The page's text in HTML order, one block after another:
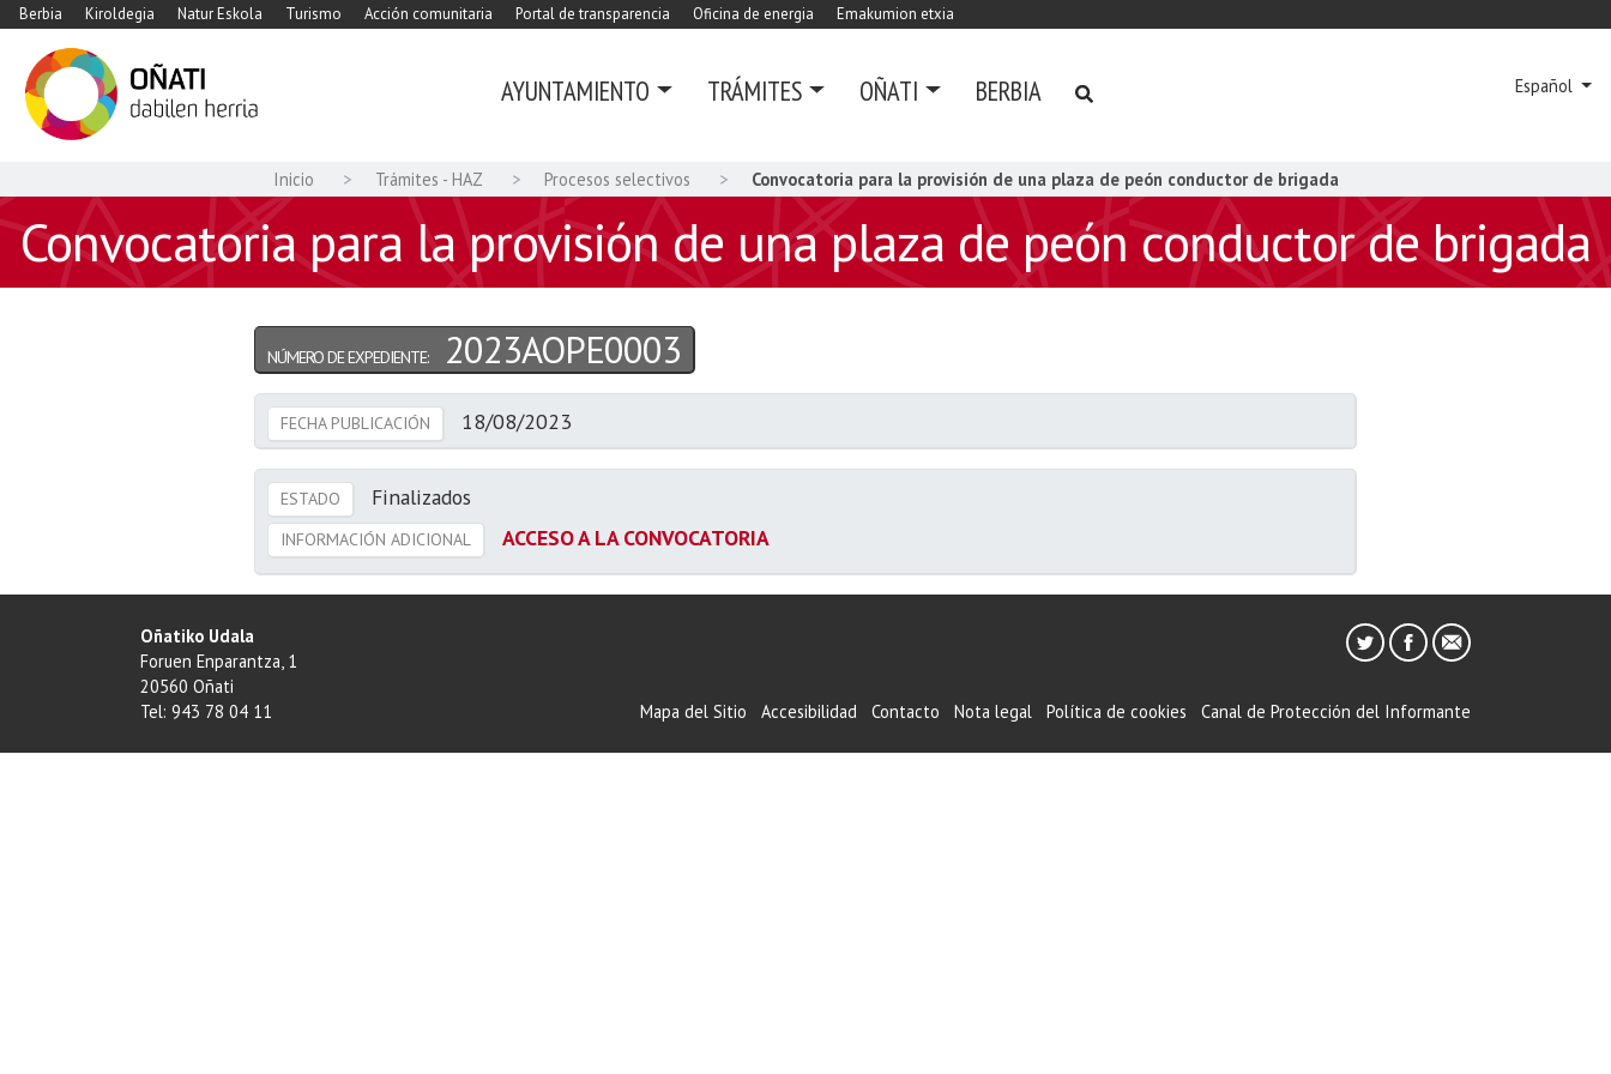
Berbia Kiroldegia Natur Eskola Turismo Acción comunitaria Portal de transparencia Oficina de energia Emakumion etxia
AYUNTAMIENTO TRÁMITES OÑATI BERBIA Español
Inicio Trámites - HAZ Procesos selectivos Convocatoria para la provisión de una plaza de peón conductor de brigada
Convocatoria para la provisión de una plaza de peón conductor de brigada
NÚMERO DE EXPEDIENTE: 2023AOPE0003
FECHA PUBLICACIÓN 18/08/2023
ESTADO Finalizados
INFORMACIÓN ADICIONAL ACCESO A LA CONVOCATORIA
Oñatiko Udala
Foruen Enparantza, 1
20560 Oñati
Tel: 943 78 04 11
Mapa del Sitio Accesibilidad Contacto Nota legal Política de cookies Canal de Protección del Informante